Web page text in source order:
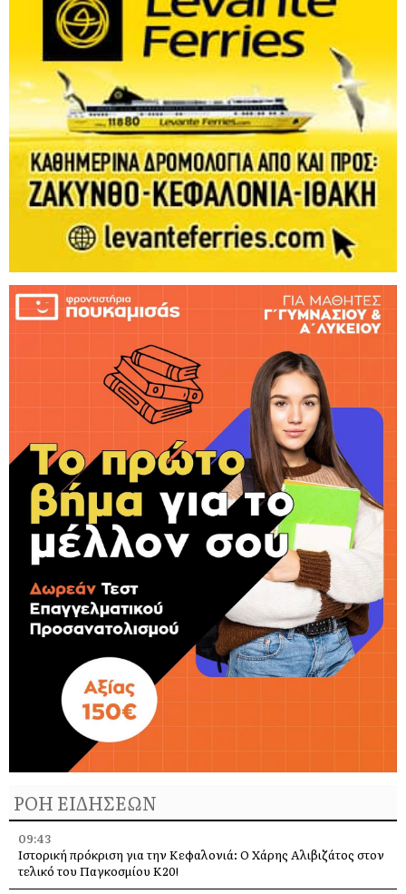
ΡΟΗ ΕΙΔΗΣΕΩΝ
09:43
Ιστορική πρόκριση για την Κεφαλονιά: Ο Χάρης Αλιβιζάτος στον
τελικό του Παγκοσμίου Κ20!